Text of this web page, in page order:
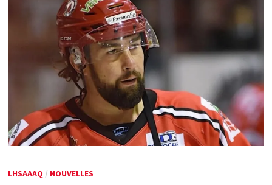
LHSAAAQ / NOUVELLES